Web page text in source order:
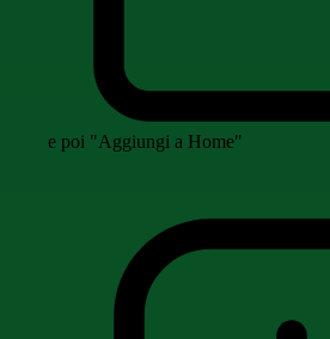
e poi "Aggiungi a Home"